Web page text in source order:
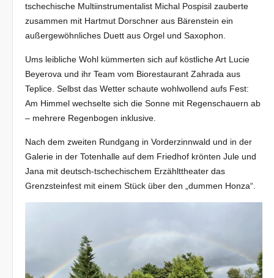
tschechische Multiinstrumentalist Michal Pospisil zauberte
zusammen mit Hartmut Dorschner aus Bärenstein ein
außergewöhnliches Duett aus Orgel und Saxophon.
Ums leibliche Wohl kümmerten sich auf köstliche Art Lucie
Beyerova und ihr Team vom Biorestaurant Zahrada aus
Teplice. Selbst das Wetter schaute wohlwollend aufs Fest:
Am Himmel wechselte sich die Sonne mit Regenschauern ab
– mehrere Regenbogen inklusive.
Nach dem zweiten Rundgang in Vorderzinnwald und in der
Galerie in der Totenhalle auf dem Friedhof krönten Jule und
Jana mit deutsch-tschechischem Erzählttheater das
Grenzsteinfest mit einem Stück über den „dummen Honza“.